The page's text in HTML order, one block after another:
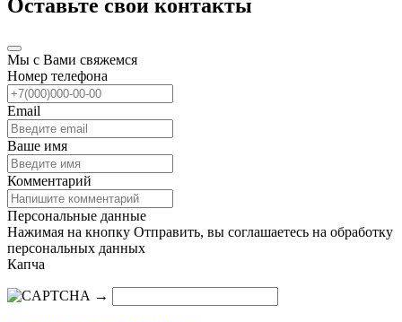
Оставьте свои контакты
Мы с Вами свяжемся
Номер телефона
Email
Ваше имя
Комментарий
Персональные данные
Нажимая на кнопку Отправить, вы соглашаетесь на обработку
персональных данных
Капча
→